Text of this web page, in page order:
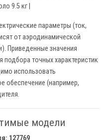
9.5 кг |
параметры (ток,
от аэродинамической
Приведенные значения
точных характеристик
использовать
обеспечение (например,
модели
127769